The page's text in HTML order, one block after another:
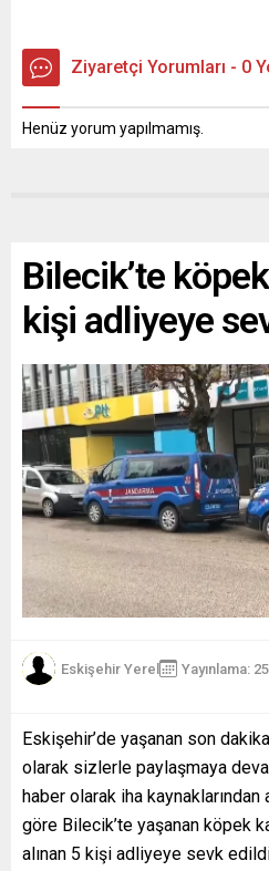
Ziyaretçi Yorumları - 0
Henüz yorum yapılmamış.
Bilecik’te
kişi adliyeye
Eskişehir Yerel Yayınlama:
Eskişehir’de yaşanan son
olarak sizlerle paylaşmaya
haber olarak iha kaynaklarından
göre Bilecik’te yaşanan köpek
alınan 5 kişi adliyeye sevk